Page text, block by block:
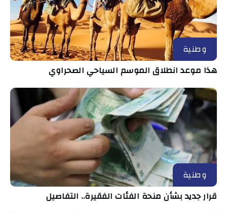
وطنية
هذا موعد انطلاق الموسم السياحي الصحراوي
وطنية
قرار جديد بشأن منحة الفئات الفقيرة.. التفاصيل